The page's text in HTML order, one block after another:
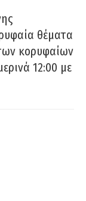
θέματα
κορυφαίων
12:00 με